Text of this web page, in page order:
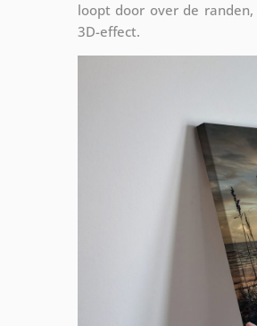
loopt door over de
3D-effect.